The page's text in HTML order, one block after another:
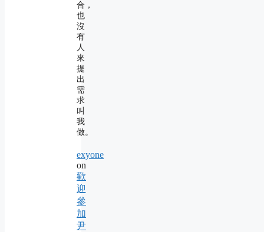
合，
也
沒
有
人
來
提
出
需
求
叫
我
做。
exyone
on
歡
迎
參
加
尹